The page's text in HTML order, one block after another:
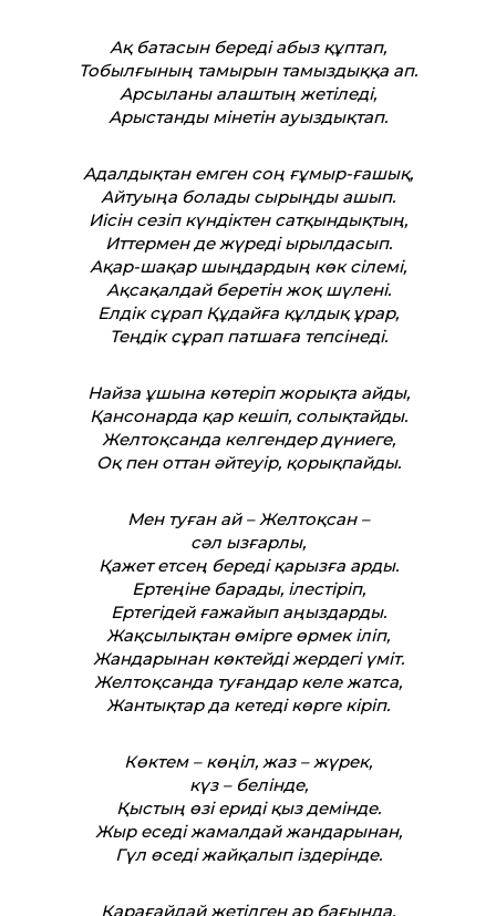
Ақ батасын береді абыз құптап,
Тобылғының тамырын тамыздыққа ап.
Арсыланы алаштың жетіледі,
Арыстанды мінетін ауыздықтап.
Адалдықтан емген соң ғұмыр-ғашық,
Айтуыңа болады сырыңды ашып.
Иісін сезіп күндіктен сатқындықтың,
Ит­термен де жүреді ырылдасып.
Ақар-шақар шыңдардың көк сілемі,
Ақсақалдай беретін жоқ шүлені.
Елдік сұрап Құдайға құлдық ұрар,
Теңдік сұрап патшаға тепсінеді.
Найза ұшына көтеріп жорықта айды,
Қансонарда қар кешіп, солықтайды.
Желтоқсанда келгендер дүниеге,
Оқ пен от­тан әйтеуір, қорықпайды.
Мен туған ай – Желтоқсан –
сәл ызғарлы,
Қажет етсең береді қарызға арды.
Ертеңіне барады, ілестіріп,
Ертегідей ғажайып аңыздарды.
Жақсылықтан өмірге өрмек іліп,
Жандарынан көктейді жердегі үміт.
Желтоқсанда туғандар келе жатса,
Жантықтар да кетеді көрге кіріп.
Көктем – көңіл, жаз – жүрек,
күз – белінде,
Қыстың өзі ериді қыз демінде.
Жыр еседі жамалдай жандарынан,
Гүл өседі жайқалып іздерінде.
Қарағайдай жетілген ар бағында,